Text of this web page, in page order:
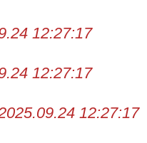
12:27:17
12:27:17
12:27:17